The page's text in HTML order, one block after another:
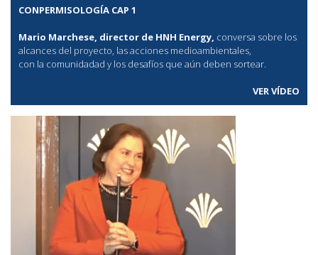
CONPERMISOLOGÍA CAP 1
Mario Marchese, director de HNH Energy, conversa sobre los
alcances del proyecto, las acciones medioambientales,
con la comunidadad y los desafíos que aún deben sortear.
VER VÍDEO